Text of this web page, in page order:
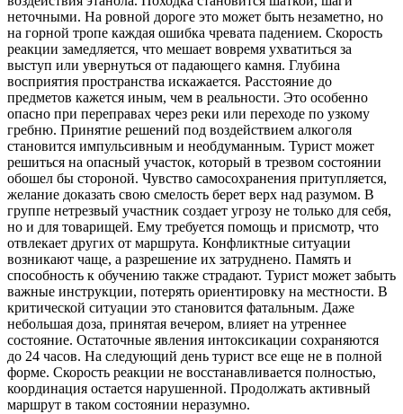
неточными. На ровной дороге это может быть незаметно, но
на горной тропе каждая ошибка чревата падением. Скорость
реакции замедляется, что мешает вовремя ухватиться за
выступ или увернуться от падающего камня. Глубина
восприятия пространства искажается. Расстояние до
предметов кажется иным, чем в реальности. Это особенно
опасно при переправах через реки или переходе по узкому
гребню. Принятие решений под воздействием алкоголя
становится импульсивным и необдуманным. Турист может
решиться на опасный участок, который в трезвом состоянии
обошел бы стороной. Чувство самосохранения притупляется,
желание доказать свою смелость берет верх над разумом. В
группе нетрезвый участник создает угрозу не только для себя,
но и для товарищей. Ему требуется помощь и присмотр, что
отвлекает других от маршрута. Конфликтные ситуации
возникают чаще, а разрешение их затруднено. Память и
способность к обучению также страдают. Турист может забыть
важные инструкции, потерять ориентировку на местности. В
критической ситуации это становится фатальным. Даже
небольшая доза, принятая вечером, влияет на утреннее
состояние. Остаточные явления интоксикации сохраняются
до 24 часов. На следующий день турист все еще не в полной
форме. Скорость реакции не восстанавливается полностью,
координация остается нарушенной. Продолжать активный
маршрут в таком состоянии неразумно.